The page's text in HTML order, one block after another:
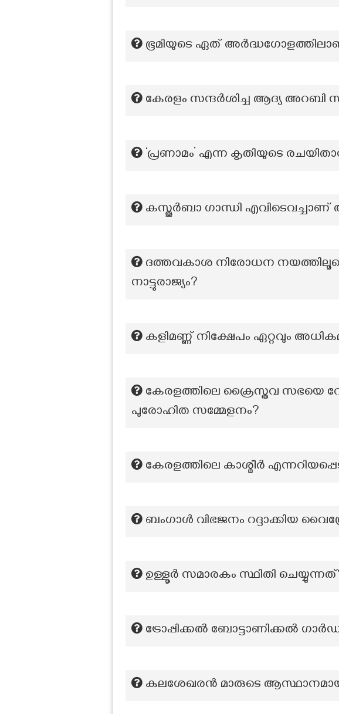
ഭൂമിയുടെ ഏത് അര്‍ദ്ധഗോളത്തിലാണ്
കേരളം സന്ദർശിച്ച ആദ്യ അറബി
‘പ്രണാമം’ എന്ന കൃതിയുടെ
കസ്തൂർബാ ഗാന്ധി എവിടെവച്ചാണ്
ദത്തവകാശ നിരോധന നയത്തിലൂടെ
നാട്ടുരാജ്യം?
കളിമണ്ണ് നിക്ഷേപം ഏറ്റവും
കേരളത്തിലെ ക്രൈസ്തവ സഭയെ
പുരോഹിത സമ്മേളനം?
കേരളത്തിലെ കാശ്മീർ
ബംഗാൾ വിഭജനം റദ്ദാക്കിയ
ഉള്ളൂർ സ‌മാരകം സ്ഥിതി
ട്രോപ്പിക്കൽ ബോട്ടാണിക്കൽ
കുലശേഖരന്‍ മാരുടെ